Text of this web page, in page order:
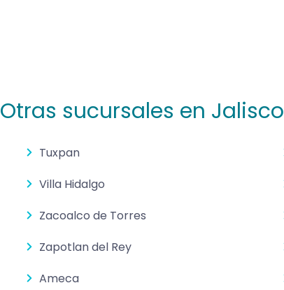
Otras sucursales en Jalisco
Tuxpan
Villa Hidalgo
Zacoalco de Torres
Zapotlan del Rey
Ameca